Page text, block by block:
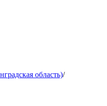
область)/